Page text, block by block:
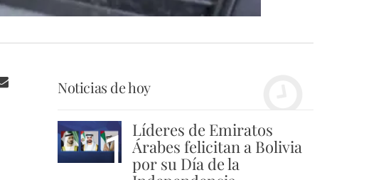
Noticias de hoy
1 Líderes de Emiratos
Árabes felicitan a Bolivia
por su Día de la